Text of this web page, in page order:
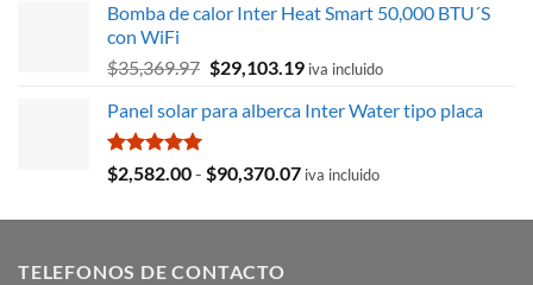
era:
es:
Bomba de calor Inter Heat Smart 50,000 BTU´S
con WiFi
$35,369.97 El
original
$35,369.97.
$29,103.19El
actual
$29,103.19.
iva incluido
Panel solar para alberca Inter Water tipo placa
Valorado
con
$2,582.00- $90,370.07Rango
precios:
iva incluido
TELEFONOS DE CONTACTO